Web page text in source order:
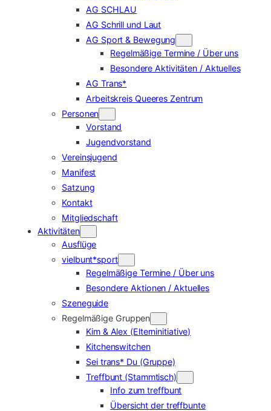
AG SCHLAU
AG Schrill und Laut
AG Sport & Bewegung
Regelmäßige Termine / Über uns
Besondere Aktivitäten / Aktuelles
AG Trans*
Arbeitskreis Queeres Zentrum
Personen
Vorstand
Jugendvorstand
Vereinsjugend
Manifest
Satzung
Kontakt
Mitgliedschaft
Aktivitäten
Ausflüge
vielbunt*sport
Regelmäßige Termine / Über uns
Besondere Aktionen / Aktuelles
Szeneguide
Regelmäßige Gruppen
Kim & Alex (Elterninitiative)
Kitchenswitchen
Sei trans* Du (Gruppe)
Treffbunt (Stammtisch)
Info zum treffbunt
Übersicht der treffbunte